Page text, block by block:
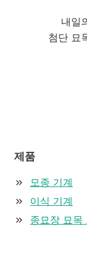
내일
첨단 묘
제품
모종 기계
이식 기계
종묘장 묘목